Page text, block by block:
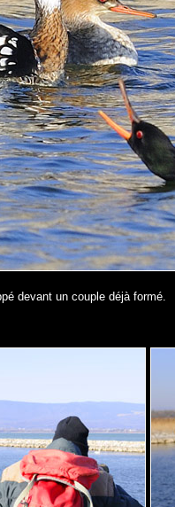
devant un couple déjà formé.